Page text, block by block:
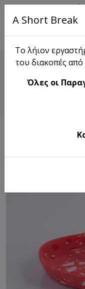
A Short Break
Το λήιον
του διακοπές από
Όλες οι